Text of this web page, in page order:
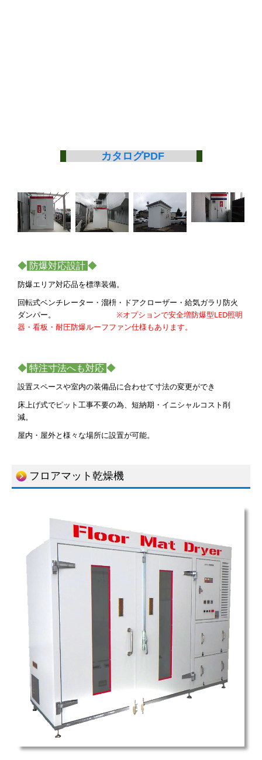
カタログPDF
◆ 防爆対応設計 ◆
防爆エリア対応品を標準装備。
回転式ベンチレーター・溜枡・ドアクローザー・給気ガラリ防火
ダンパー。 ※オプションで安全増防爆型LED照明
器・看板・耐圧防爆ルーフファン仕様もあります。
◆ 特注寸法へも対応 ◆
設置スペースや室内の装備品に合わせて寸法の変更ができ
床上げ式でピット工事不要の為、短納期・イニシャルコスト削
減。
屋内・屋外と様々な場所に設置が可能。
フロアマット乾燥機